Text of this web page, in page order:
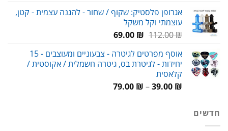
היה:
120.00 ₪.
הוא:
אגרופן פלסטיק: שקוף / שחור - להגנה עצמית - קטן,
עוצמתי וקל משקל
112.00₪
המחיר
היה:
112.00 ₪.
69.00 ₪
המחיר
הוא:
69.00 ₪.
אוסף מפרטים לגיטרה - צבעוניים ומעוצבים - 15
יחידות - לגיטרת בס, גיטרה חשמלית / אקוסטית /
קלאסית
39.00 ₪
–
79.00 ₪
טווח
חדשים